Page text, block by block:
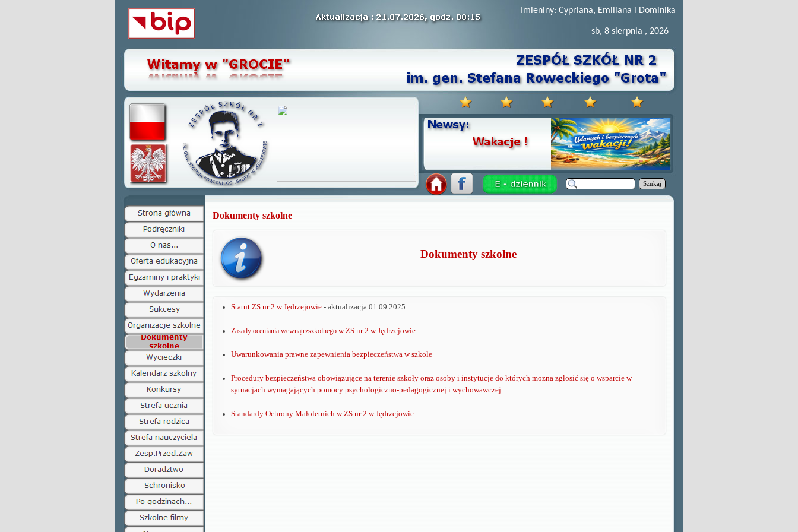
Imieniny: Cypriana, Emiliana i Dominika
Szukaj
sb, 8 sierpnia , 2026
Dokumenty szkolne
Dokumenty szkolne
Statut ZS nr 2 w Jędrzejowie - aktualizacja 01.09.2025
Zasady oceniania wewnątrzszkolnego w ZS nr 2 w Jędrzejowie
Uwarunkowania prawne zapewnienia bezpieczeństwa w szkole
Procedury bezpieczeństwa obowiązujące na terenie szkoły oraz osoby i instytucje do których mozna zgłosić się o wsparcie w
sytuacjach wymagających pomocy psychologiczno-pedagogicznej i wychowawczej.
Standardy Ochrony Małoletnich w ZS nr 2 w Jędrzejowie